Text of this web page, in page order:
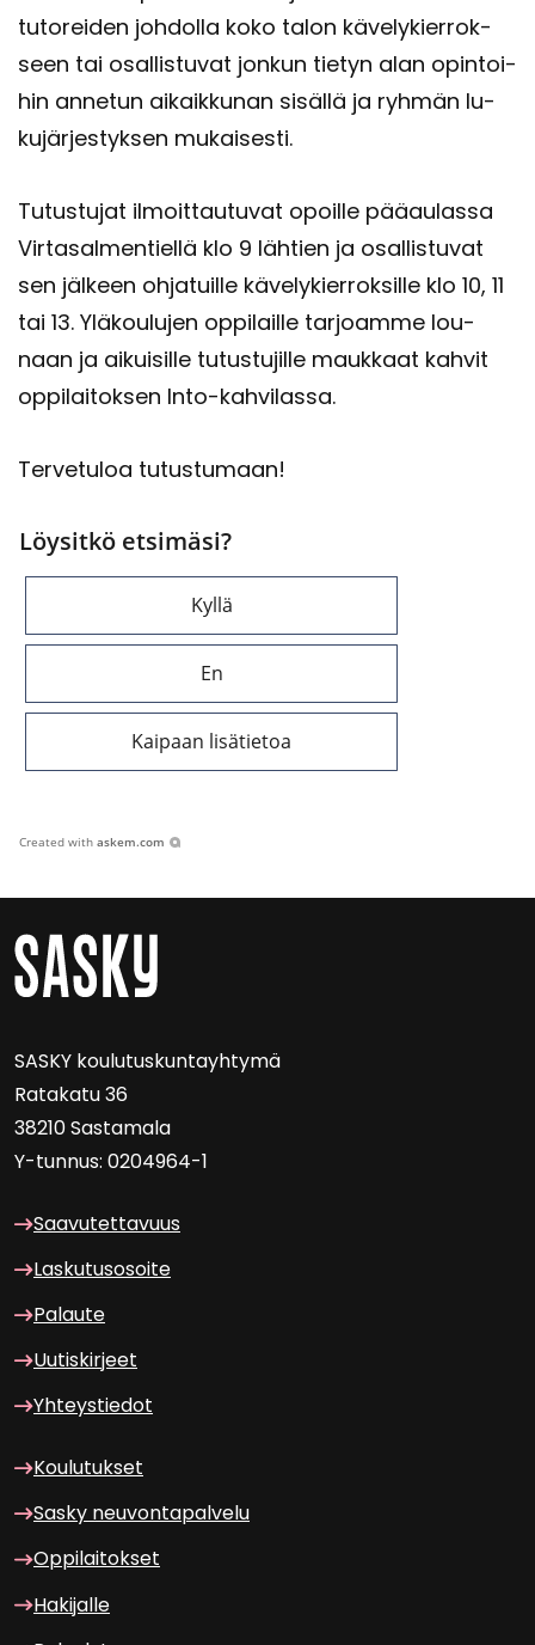
tu­to­rei­den joh­dol­la koko talon kä­ve­ly­kier­rok­
seen tai osal­lis­tu­vat jon­kun tie­tyn alan opin­toi­
hin an­ne­tun ai­kaik­ku­nan si­säl­lä ja ryh­män lu­
ku­jär­jes­tyk­sen mu­kai­ses­ti.
Tu­tus­tu­jat il­moit­tau­tu­vat opoil­le pää­au­las­sa
Vir­ta­sal­men­tiel­lä klo 9 läh­tien ja osal­lis­tu­vat
sen jäl­keen oh­ja­tuil­le kä­ve­ly­kier­rok­sil­le klo 10, 11
tai 13. Ylä­kou­lu­jen op­pi­lail­le tar­joam­me lou­
naan ja ai­kui­sil­le tu­tus­tu­jil­le mauk­kaat kah­vit
op­pi­lai­tok­sen Into-​kahvilassa.
Ter­ve­tu­loa tu­tus­tu­maan!
Löysitkö etsimäsi?
Kyllä
En
Kaipaan lisätietoa
Created with askem.com
SASKY kou­lu­tus­kun­tayh­ty­mä
Ra­ta­ka­tu 36
38210 Sas­ta­ma­la
Y-​tunnus: 0204964-1
Saa­vu­tet­ta­vuus
Las­ku­tuso­soi­te
Pa­lau­te
Uu­tis­kir­jeet
Yh­teys­tie­dot
Kou­lu­tuk­set
Sasky neu­von­ta­pal­ve­lu
Op­pi­lai­tok­set
Ha­ki­jal­le